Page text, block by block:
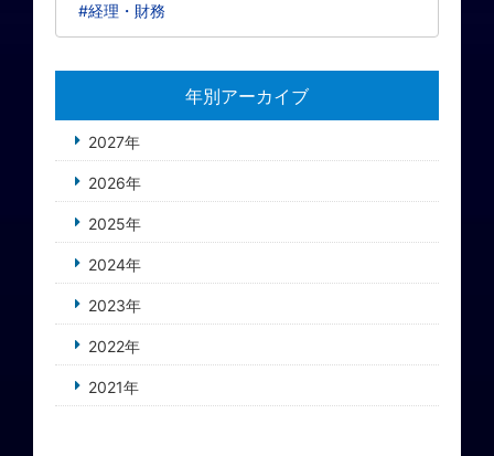
#経理・財務
年別アーカイブ
2027年
2026年
2025年
2024年
2023年
2022年
2021年